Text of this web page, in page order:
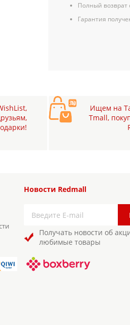
Полный возврат
Гарантия
Ищем на
Tmall,
Новости Redmall
Получать новости об
любимые товары